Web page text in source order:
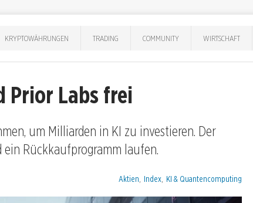
KRYPTOWÄHRUNGEN TRADING COMMUNITY WIRTSCHAFT
Prior Labs frei
um Milliarden in KI zu investieren. Der
Rückkaufprogramm laufen.
Kategorien:
Aktien Index KI & Quantencomputing